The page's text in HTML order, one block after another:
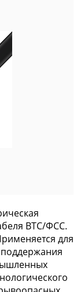
ВТС/ФСС.
для
поддержания